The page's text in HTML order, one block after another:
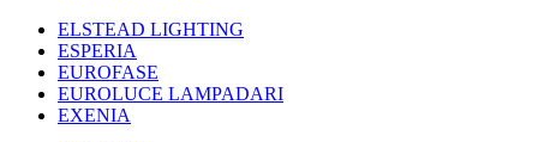
ELSTEAD LIGHTING
ESPERIA
EUROFASE
EUROLUCE LAMPADARI
EXENIA